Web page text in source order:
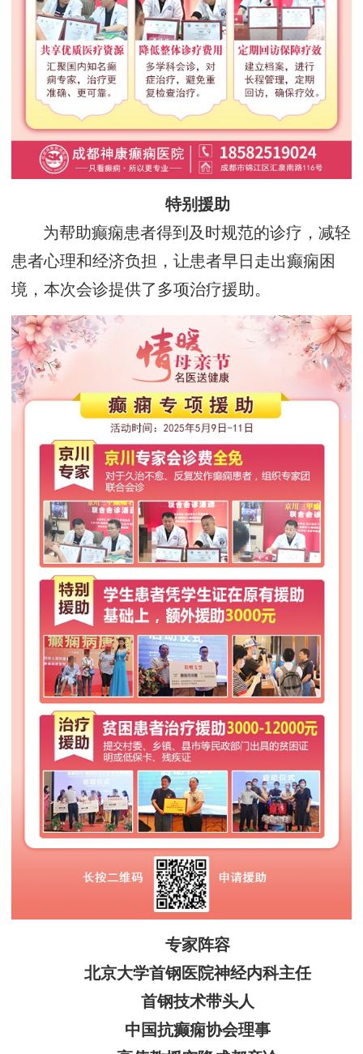
特别援助
为帮助癫痫患者得到及时规范的诊疗，减轻
患者心理和经济负担，让患者早日走出癫痫困
境，本次会诊提供了多项治疗援助。
专家阵容
北京大学首钢医院神经内科主任
首钢技术带头人
中国抗癫痫协会理事